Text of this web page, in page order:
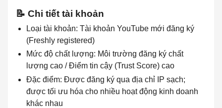
📝 Chi tiết tài khoản
Loại tài khoản: Tài khoản YouTube mới đăng ký
(Freshly registered)
Mức độ chất lượng: Môi trường đăng ký chất
lượng cao / Điểm tin cậy (Trust Score) cao
Đặc điểm: Được đăng ký qua địa chỉ IP sạch;
được tối ưu hóa cho nhiều hoạt động kinh doanh
khác nhau